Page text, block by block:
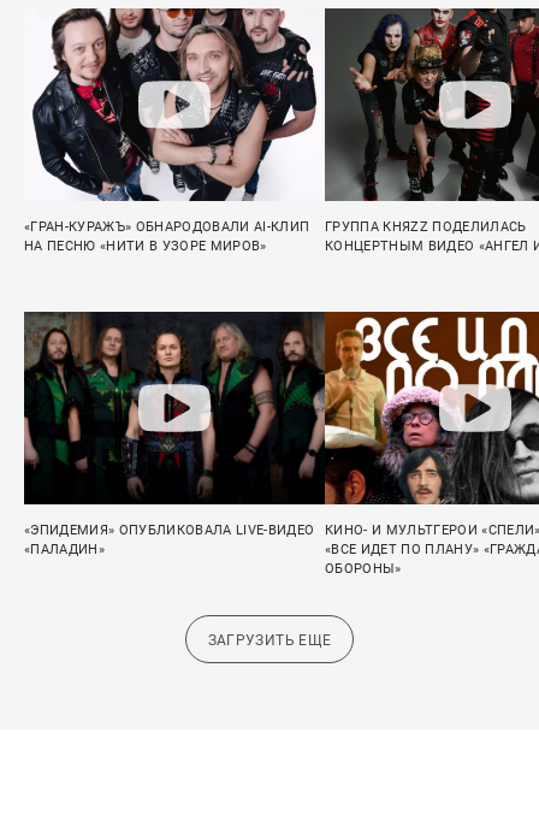
«ГРАН-КУРАЖЪ» ОБНАРОДОВАЛИ AI-КЛИП
НА ПЕСНЮ «НИТИ В УЗОРЕ МИРОВ»
ГРУППА КНЯZZ ПОДЕЛИЛАСЬ
КОНЦЕРТНЫМ ВИДЕО «АНГЕЛ
«ЭПИДЕМИЯ» ОПУБЛИКОВАЛА LIVE-ВИДЕО
«ПАЛАДИН»
КИНО- И МУЛЬТГЕРОИ
«ВСЕ ИДЕТ ПО ПЛАНУ»
ОБОРОНЫ»
ЗАГРУЗИТЬ ЕЩЕ